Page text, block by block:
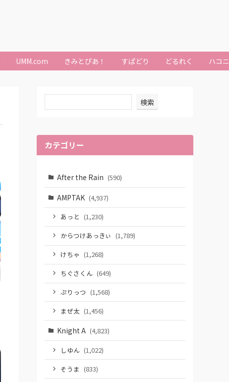
UMM.com きみとぴあ！ すぱどり どるれく ハコ
検索
カテゴリー
After the Rain (590)
AMPTAK (4,937)
あっと (1,230)
からつけあっきぃ (1,789)
けちゃ (1,268)
ちぐさくん (649)
ぷりっつ (1,568)
まぜ太 (1,456)
Knight A (4,823)
しゆん (1,022)
そうま (833)